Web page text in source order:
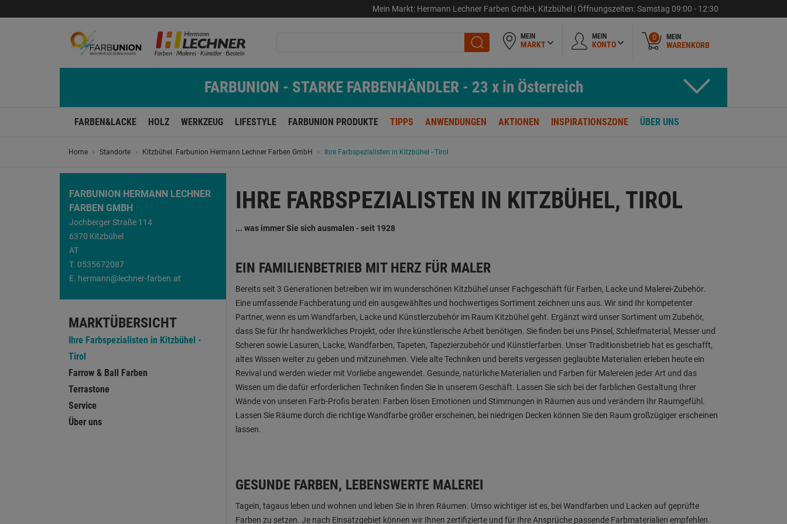
Mein Markt: Hermann Lechner Farben GmbH, Kitzbühel | Öffnungszeiten:Samstag 09:00 - 12:30
MEIN
MARKT
MEIN
KONTO
0 MEIN
WARENKORB
FARBUNION - STARKE FARBENHÄNDLER - 23 x in Österreich
FARBEN&LACKE HOLZ WERKZEUG LIFESTYLE FARBUNION PRODUKTE TIPPS ANWENDUNGEN AKTIONEN INSPIRATIONSZONE ÜBER UNS
Home Standorte Kitzbühel. Farbunion Hermann Lechner Farben GmbH Ihre Farbspezialisten in Kitzbühel - Tirol
FARBUNION HERMANN LECHNER
FARBEN GMBH
Jochberger Straße 114
6370 Kitzbühel
AT
T. 0535672087
E. hermann@lechner-farben.at
MARKTÜBERSICHT
Ihre Farbspezialisten in Kitzbühel -
Tirol
Farrow & Ball Farben
Terrastone
Service
Über uns
IHRE FARBSPEZIALISTEN IN KITZBÜHEL, TIROL
... was immer Sie sich ausmalen - seit 1928
EIN FAMILIENBETRIEB MIT HERZ FÜR MALER
Bereits seit 3 Generationen betreiben wir im wunderschönen Kitzbühel unser Fachgeschäft für Farben, Lacke und Malerei-Zubehör.
Eine umfassende Fachberatung und ein ausgewähltes und hochwertiges Sortiment zeichnen uns aus. Wir sind Ihr kompetenter
Partner, wenn es um Wandfarben, Lacke und Künstlerzubehör im Raum Kitzbühel geht. Ergänzt wird unser Sortiment um Zubehör,
dass Sie für Ihr handwerkliches Projekt, oder Ihre künstlerische Arbeit benötigen. Sie finden bei uns Pinsel, Schleifmaterial, Messer und
Scheren sowie Lasuren, Lacke, Wandfarben, Tapeten, Tapezierzubehör und Künstlerfarben. Unser Traditionsbetrieb hat es geschafft,
altes Wissen weiter zu geben und mitzunehmen. Viele alte Techniken und bereits vergessen geglaubte Materialien erleben heute ein
Revival und werden wieder mit Vorliebe angewendet. Gesunde, natürliche Materialien und Farben für Malereien jeder Art und das
Wissen um die dafür erforderlichen Techniken finden Sie in unserem Geschäft. Lassen Sie sich bei der farblichen Gestaltung Ihrer
Wände von unseren Farb-Profis beraten: Farben lösen Emotionen und Stimmungen in Räumen aus und verändern Ihr Raumgefühl.
Lassen Sie Räume durch die richtige Wandfarbe größer erscheinen, bei niedrigen Decken können Sie den Raum großzügiger erscheinen
lassen.
GESUNDE FARBEN, LEBENSWERTE MALEREI
Tagein, tagaus leben und wohnen und leben Sie in Ihren Räumen. Umso wichtiger ist es, bei Wandfarben und Lacken auf geprüfte
Farben zu setzen. Je nach Einsatzgebiet können wir Ihnen zertifizierte und für Ihre Ansprüche passende Farbmaterialien empfehlen.